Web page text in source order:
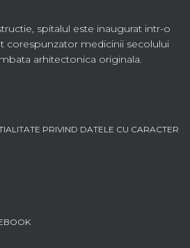
spitalul este inaugurat intr-o
corespunzator medicinii secolului
arhitectonica originala.
PRIVIND DATELE CU CARACTER